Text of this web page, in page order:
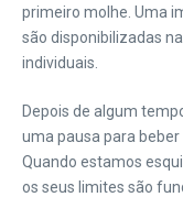
primeiro molhe. Uma
são disponibilizadas
individuais.
Depois de algum
uma pausa para
Quando estamos
os seus limites são